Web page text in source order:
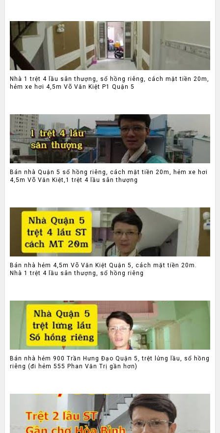
Nhà 1 trệt 4 lầu sân thượng, sổ hồng riêng, cách mặt tiền 20m,
hẻm xe hơi 4,5m Võ Văn Kiệt P1 Quận 5
Bán nhà Quận 5 sổ hồng riêng, cách mặt tiền 20m, hẻm xe hơi
4,5m Võ Văn Kiệt,1 trệt 4 lầu sân thượng
Bán nhà hẻm 4,5m Võ Văn Kiệt Quận 5, cách mặt tiền 20m.
Nhà 1 trệt 4 lầu sân thượng, sổ hồng riêng
Bán nhà hẻm 900 Trần Hưng Đạo Quận 5, trệt lửng lầu, sổ hồng
riêng (đi hẻm 555 Phan Văn Trị gần hơn)